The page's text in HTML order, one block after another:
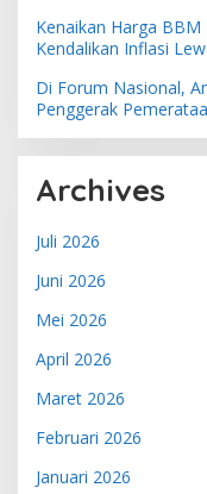
Kenaikan Harga
Kendalikan Inflasi
Di Forum Nasional,
Penggerak
Archives
Juli 2026
Juni 2026
Mei 2026
April 2026
Maret 2026
Februari 2026
Januari 2026